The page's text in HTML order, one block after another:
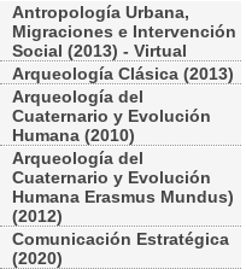
Antropología Urbana,
Migraciones e Intervención
Social (2013) - Virtual
Arqueología Clásica (2013)
Arqueología del
Cuaternario y Evolución
Humana (2010)
Arqueología del
Cuaternario y Evolución
Humana Erasmus Mundus)
(2012)
Comunicación Estratégica
(2020)